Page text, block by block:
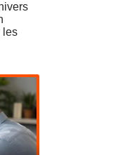
les